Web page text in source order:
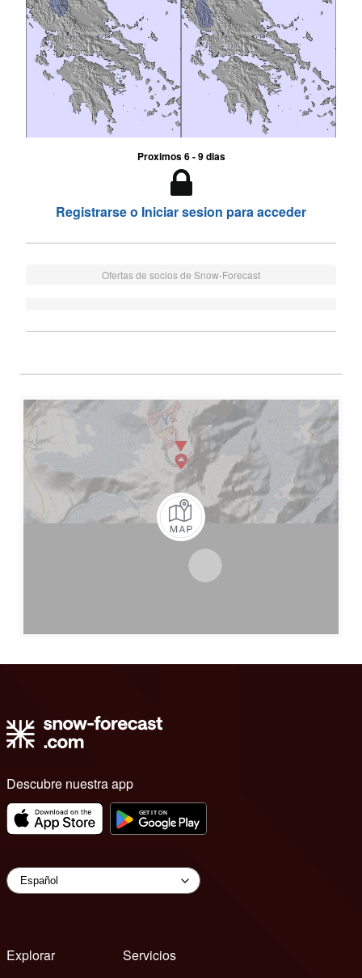
Proximos 6 - 9 dias
Registrarse o Iniciar sesion para acceder
Ofertas de socios de Snow-Forecast
Descubre nuestra app
Explorar
Servicios